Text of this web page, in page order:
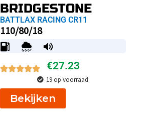
BRIDGESTONE
BATTLAX RACING CR11
110/80/18
€27.23
19 op voorraad
Bekijken